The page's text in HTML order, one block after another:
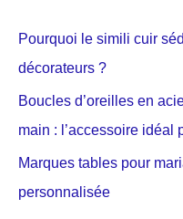
Pourquoi le simili cuir
décorateurs ?
Boucles d’oreilles en
main : l’accessoire idéal
Marques tables pour
personnalisée